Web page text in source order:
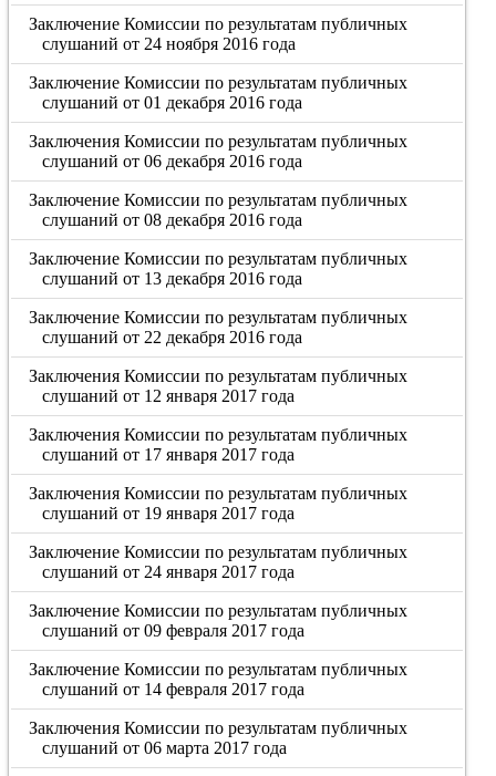
Заключение Комиссии по результатам публичных
слушаний от 24 ноября 2016 года
Заключение Комиссии по результатам публичных
слушаний от 01 декабря 2016 года
Заключения Комиссии по результатам публичных
слушаний от 06 декабря 2016 года
Заключение Комиссии по результатам публичных
слушаний от 08 декабря 2016 года
Заключение Комиссии по результатам публичных
слушаний от 13 декабря 2016 года
Заключение Комиссии по результатам публичных
слушаний от 22 декабря 2016 года
Заключения Комиссии по результатам публичных
слушаний от 12 января 2017 года
Заключения Комиссии по результатам публичных
слушаний от 17 января 2017 года
Заключения Комиссии по результатам публичных
слушаний от 19 января 2017 года
Заключение Комиссии по результатам публичных
слушаний от 24 января 2017 года
Заключение Комиссии по результатам публичных
слушаний от 09 февраля 2017 года
Заключение Комиссии по результатам публичных
слушаний от 14 февраля 2017 года
Заключения Комиссии по результатам публичных
слушаний от 06 марта 2017 года